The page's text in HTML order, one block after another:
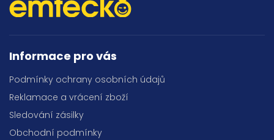
Informace pro vás
Podmínky ochrany osobních údajů
Reklamace a vrácení zboží
Sledování zásilky
Obchodní podmínky